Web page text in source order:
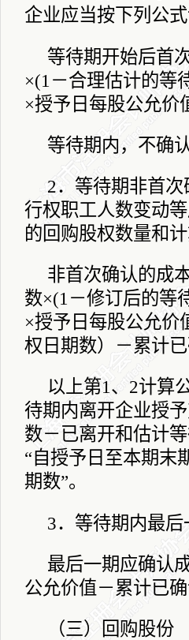
企业应当按下列公
等待期开始后首
×(1 －合理估计的等
×授予日每股公允价
等待期内，不确
2．等待期非首
行权职工人数变动
的回购股权数量和
非首次确认的成
数×(1 －修订后的等
×授予日每股公允价
权日期数）－累计
以上第1、 2计算
待期内离开企业授
数－已离开和估计
“自授予日至本期末
期数”。
3．等待期内最后
最后一期应确认
公允价值－累计已
（三）回购股份